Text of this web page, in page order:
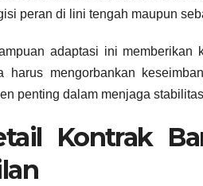
peran di lini tengah maupun
adaptasi ini
harus mengorbankan
penting dalam menjaga
Kontrak